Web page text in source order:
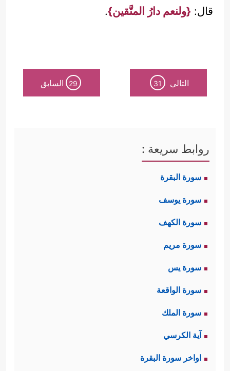
قال: {ولنعم دارُ المتَّقين}.
التالي 31
29 السابق
روابط سريعة :
سورة البقرة
سورة يوسف
سورة الكهف
سورة مريم
سورة يس
سورة الواقعة
سورة الملك
آية الكرسي
اواخر سورة البقرة